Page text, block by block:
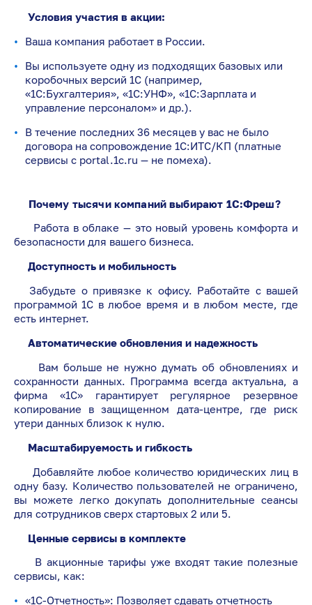
Условия участия в акции:
Ваша компания работает в России.
Вы используете одну из подходящих базовых или
коробочных версий 1С (например,
«1С:Бухгалтерия», «1С:УНФ», «1С:Зарплата и
управление персоналом» и др.).
В течение последних 36 месяцев у вас не было
договора на сопровождение 1С:ИТС/КП (платные
сервисы с portal.1c.ru — не помеха).
Почему тысячи компаний выбирают 1С:Фреш?
Работа в облаке — это новый уровень комфорта и
безопасности для вашего бизнеса.
Доступность и мобильность
Забудьте о привязке к офису. Работайте с вашей
программой 1С в любое время и в любом месте, где
есть интернет.
Автоматические обновления и надежность
Вам больше не нужно думать об обновлениях и
сохранности данных. Программа всегда актуальна, а
фирма «1С» гарантирует регулярное резервное
копирование в защищенном дата-центре, где риск
утери данных близок к нулю.
Масштабируемость и гибкость
Добавляйте любое количество юридических лиц в
одну базу. Количество пользователей не ограничено,
вы можете легко докупать дополнительные сеансы
для сотрудников сверх стартовых 2 или 5.
Ценные сервисы в комплекте
В акционные тарифы уже входят такие полезные
сервисы, как:
«1С-Отчетность»: Позволяет сдавать отчетность